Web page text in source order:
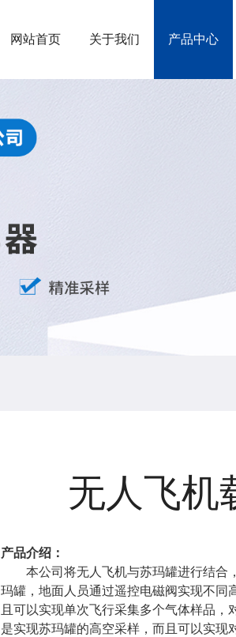
网站首页 关于我们 产品中心
无人飞机
产品介绍：
本公司将无人飞机与苏玛罐进行结合
玛罐，地面人员通过遥控电磁阀实现不同
且可以实现单次飞行采集多个气体样品
是实现苏玛罐的高空采样，而且可以实现